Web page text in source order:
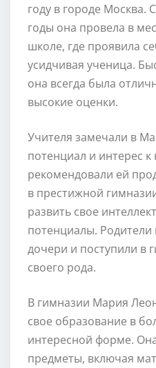
году в городе
годы она провела в
школе, где проявила
усидчивая ученица.
она всегда была
высокие оценки.
Учителя замечали в
потенциал и интерес к
рекомендовали ей
в престижной
развить свое
потенциалы.
дочери и поступили в
своего рода.
В гимназии Мария
свое образование в
интересной форме.
предметы, включая